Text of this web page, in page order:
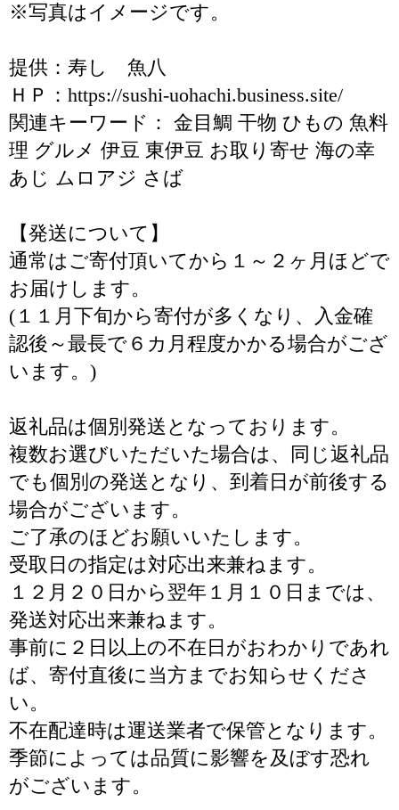
※写真はイメージです。
提供：寿し 魚八
ＨＰ：https://sushi-uohachi.business.site/
関連キーワード： 金目鯛 干物 ひもの 魚料
理 グルメ 伊豆 東伊豆 お取り寄せ 海の幸
あじ ムロアジ さば
【発送について】
通常はご寄付頂いてから１～２ヶ月ほどで
お届けします。
(１１月下旬から寄付が多くなり、入金確
認後～最長で６カ月程度かかる場合がござ
います。)
返礼品は個別発送となっております。
複数お選びいただいた場合は、同じ返礼品
でも個別の発送となり、到着日が前後する
場合がございます。
ご了承のほどお願いいたします。
受取日の指定は対応出来兼ねます。
１２月２０日から翌年１月１０日までは、
発送対応出来兼ねます。
事前に２日以上の不在日がおわかりであれ
ば、寄付直後に当方までお知らせくださ
い。
不在配達時は運送業者で保管となります。
季節によっては品質に影響を及ぼす恐れ
がございます。